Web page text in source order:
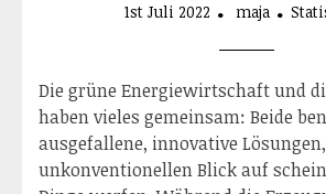
1st Juli 2022 maja
Die grüne Energiewirtschaft und
haben vieles gemeinsam: Beide
ausgefallene, innovative
unkonventionellen Blick auf